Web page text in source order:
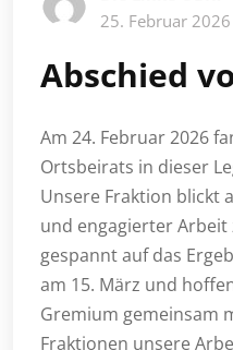
25. Februar 2026
Abschied
Am 24. Februar 2026
Ortsbeirats in dieser
Unsere Fraktion blickt
und engagierter
gespannt auf das
am 15. März und
Gremium gemeinsam
Fraktionen unsere